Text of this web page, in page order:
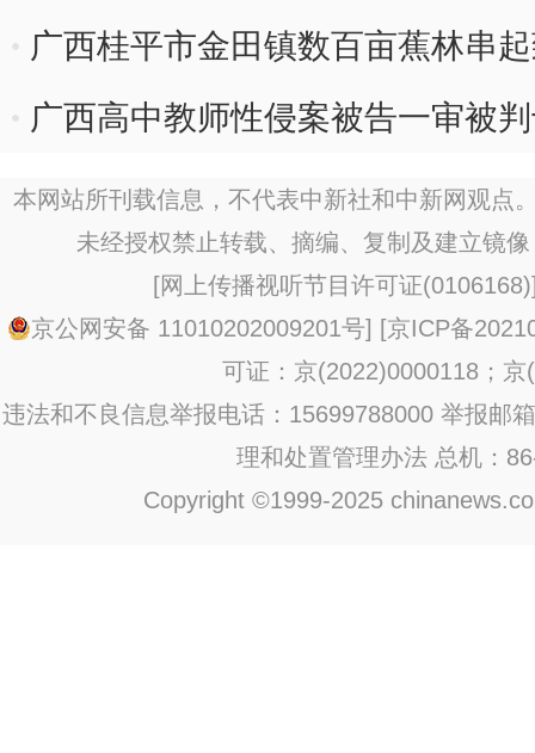
广西桂平市金田镇数百亩蕉林串起
广西高中教师性侵案被告一审被
本网站所刊载信息，不代表中新社和中新网观点
未经授权禁止转载、摘编、复制及建立镜
[网上传播视听节目许可证(0106168)
京公网安备 11010202009201号] [京ICP备
可证：京(2022)0000118；京
违法和不良信息举报电话：15699788000 举报邮
理和处置管理办法 总机：
Copyright ©1999-2025